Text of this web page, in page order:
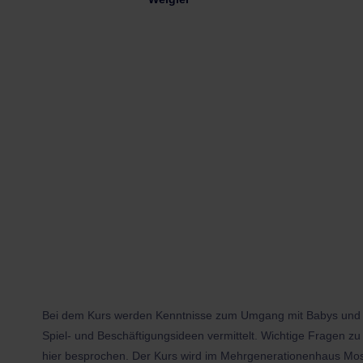
Bei dem Kurs werden Kenntnisse zum Umgang mit Babys
Spiel- und Beschäftigungsideen vermittelt. Wichtige Fragen
hier besprochen. Der Kurs wird im Mehrgenerationenhaus